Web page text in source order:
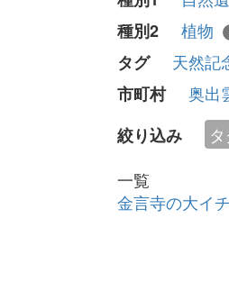
種別2 植物
タグ 天然記
市町村
奥出
絞り込み
一覧
金言寺の大イ